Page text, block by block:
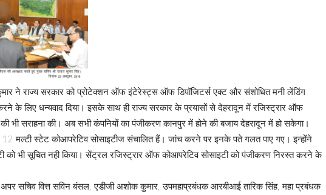
ने राज्य सरकार को प्रोटेक्शन ऑफ इंटेरेस्ट्स ऑफ डिपॉजिटर्स एक्ट और संशोधित मनी लेंडिंग
के लिए धन्यवाद दिया। इसके साथ ही राज्य सरकार के प्रयासों से देहरादून में रजिस्ट्रार ऑफ
भी सराहना की। अब सभी कंपनियों का पंजीकरण कानपुर में होने की बजाय देहरादून में हो सकेगा।
में 12 मल्टी स्टेट कोआपरेटिव सोसाइटीज संचालित हैं। जांच करने पर इनके पते गलत पाए गए। इन्होंने
को भी सूचित नही किया। सेंट्रल रजिस्ट्रार ऑफ कोआपरेटिव सोसाइटी को पंजीकरण निरस्त करने के
सचिव वित्त सविन बंसल, एडीजी अशोक कुमार, उपमहाप्रबंधक आरबीआई तारिक सिंह, महा प्रबंधक